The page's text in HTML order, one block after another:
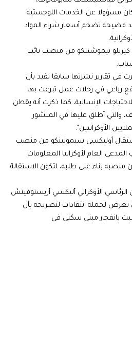
كان مسؤولا عن الخدمات اللوجستية
فضيحة تضخم أسعار شراء المواد
تيموشينكو من منصب نائب
في تقارير نشرتها سابقا تفيد بأن
رباعي في رحلات عمل تبرعت بها
الإنسانية، كما ذكرت أنه يقطن
والتي أطلق عليها في المنشور
الأوكرانيين".
أوليكسي سيمونينكو من منصب
العام لأوكرانيا المعلومات
منصبه بناء على طلبه، لتكون الاستقالة
الأوكراني أليكسي أريستوفيتش
تعرض لحملة انتقادات لتصريحه بأن
بانفجار مبنى سكني في